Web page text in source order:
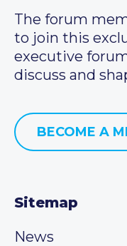
The forum
to join this
executive
discuss and
BECOME A
Sitemap
News